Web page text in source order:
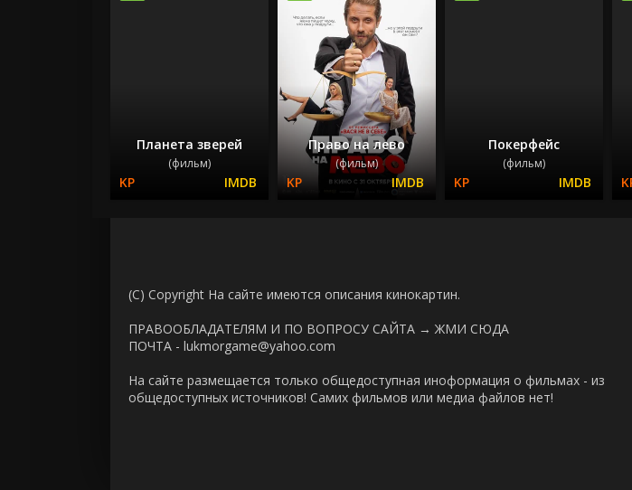
Планета зверей
(фильм)
Право на лево
(фильм)
Покерфейс
(фильм)
(C) Copyright На сайте имеются описания кинокартин.
ПРАВООБЛАДАТЕЛЯМ И ПО ВОПРОСУ САЙТА → ЖМИ СЮДА
ПОЧТА - lukmorgame@yahoo.com
На сайте размещается только общедоступная иноформация о фильмах - из
общедоступных источников! Самих фильмов или медиа файлов нет!